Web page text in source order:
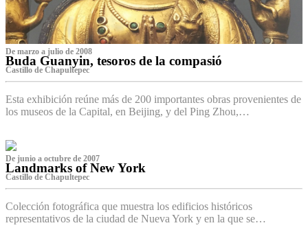
De marzo a julio de 2008
Buda Guanyin, tesoros de la compasió
Castillo de Chapultepec
Esta exhibición reúne más de 200 importantes obras provenientes de
los museos de la Capital, en Beijing, y del Ping Zhou,…
De junio a octubre de 2007
Landmarks of New York
Castillo de Chapultepec
Colección fotográfica que muestra los edificios históricos
representativos de la ciudad de Nueva York y en la que se…